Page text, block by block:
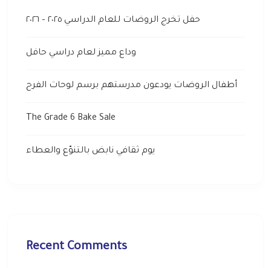
حفل تخرج الروضات للعام الدراسي ٢٠٢٥ – ٢٠٢٦
وداع مميز لعام دراسي حافل
أطفال الروضات يودعون مدرستهم برسم لوحات الفرح
The Grade 6 Bake Sale
يوم ثقافي نابض بالتنوّع والعطاء
Recent Comments